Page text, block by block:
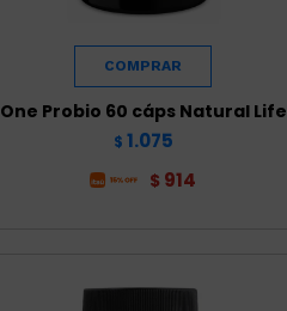
One Probio 60 cáps Natural Life
$ 1.075
$ 914